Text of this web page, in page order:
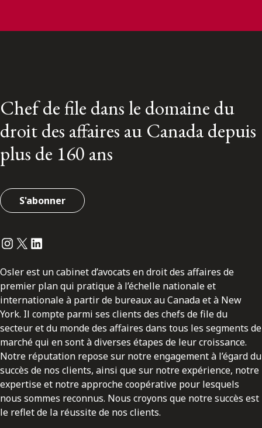
Chef de file dans le domaine du
droit des affaires au Canada depuis
plus de 160 ans
S'abonner
Instagram
Twitter
LinkedIn
Osler est un cabinet d’avocats en droit des affaires de
premier plan qui pratique à l’échelle nationale et
internationale à partir de bureaux au Canada et à New
York. Il compte parmi ses clients des chefs de file du
secteur et du monde des affaires dans tous les segments de
marché qui en sont à diverses étapes de leur croissance.
Notre réputation repose sur notre engagement à l’égard du
succès de nos clients, ainsi que sur notre expérience, notre
expertise et notre approche coopérative pour lesquels
nous sommes reconnus. Nous croyons que notre succès est
le reflet de la réussite de nos clients.